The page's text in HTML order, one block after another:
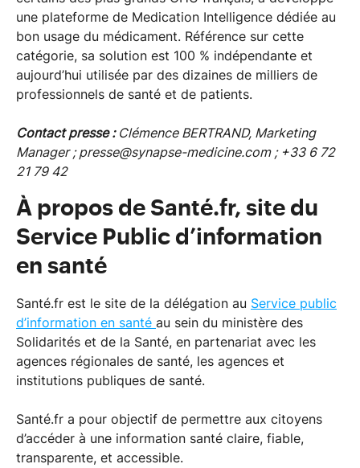
une plateforme de Medication Intelligence dédiée au
bon usage du médicament. Référence sur cette
catégorie, sa solution est 100 % indépendante et
aujourd’hui utilisée par des dizaines de milliers de
professionnels de santé et de patients.
Contact presse : Clémence BERTRAND, Marketing
Manager ; presse@synapse-medicine.com ; +33 6 72
21 79 42
À propos de Santé.fr, site du
Service Public d’information
en santé
Santé.fr est le site de la délégation au Service public
d’information en santé au sein du ministère des
Solidarités et de la Santé, en partenariat avec les
agences régionales de santé, les agences et
institutions publiques de santé.
Santé.fr a pour objectif de permettre aux citoyens
d’accéder à une information santé claire, fiable,
transparente, et accessible.